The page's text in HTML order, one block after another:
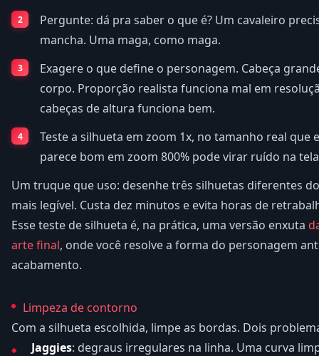
Pergunte: dá pra saber o que é? Um cavaleiro
mancha. Uma maga, como maga.
Exagere o que define o personagem. Cabeça
corpo. Proporção realista funciona mal em
cabeças de altura funciona bem.
Teste a silhueta em zoom 1x, no tamanho real que
parece bom em zoom 800% pode virar ruído na
Um truque que uso: desenhe três silhuetas diferentes
mais legível. Custa dez minutos e evita horas de
Esse teste de silhueta é, na prática, uma versão enxuta
arte final, onde você resolve a forma do personagem
acabamento.
Limpeza de contorno
Com a silhueta escolhida, limpe as bordas. Dois
Jaggies: degraus irregulares na linha. Uma curva